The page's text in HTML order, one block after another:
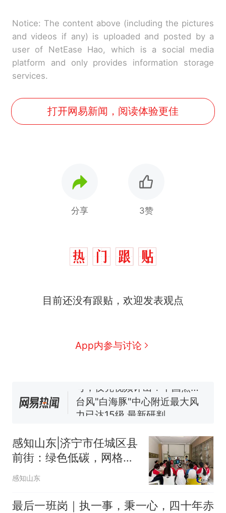
Notice: The content above (including the pictures
and videos if any) is uploaded and posted by a
user of NetEase Hao, which is a social media
platform and only provides information storage
services.
打开网易新闻，阅读体验更佳
分享 3赞
目前还没有跟贴，欢迎发表观点
App内参与讨论
人生
新 搬家报价570元，搬到楼下
交5060元才肯搬上楼！女子傻
协会回应
台风"白海豚"中心附近最大风
力已达15级 最新研判
试前13名均遭淘汰？教育局：
已叫停招聘，成立调查组全面
核查
笔试第一被第二名传话劝弃考
官方通报
那个在床头放菜刀的女孩，
人生
感知山东|济宁市任城区县
前街：绿色低碳，网格倡
环保
感知山东
最后一班岗｜执一事，秉一心，四十年赤